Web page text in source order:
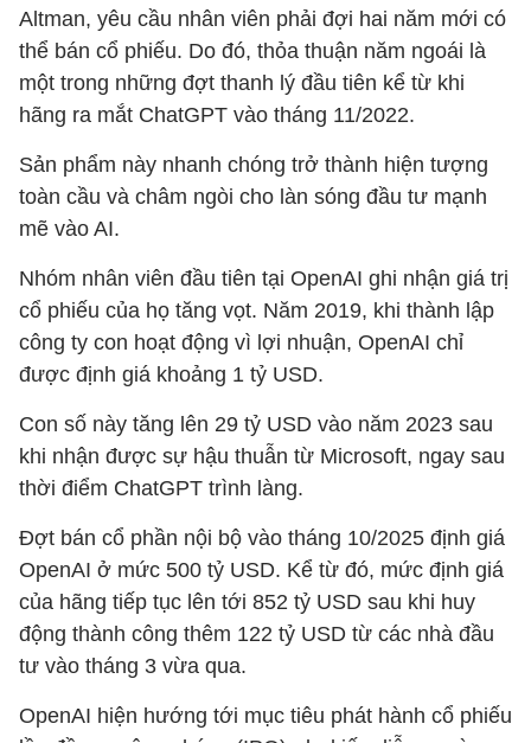
Altman, yêu cầu nhân viên phải đợi hai năm mới có
thể bán cổ phiếu. Do đó, thỏa thuận năm ngoái là
một trong những đợt thanh lý đầu tiên kể từ khi
hãng ra mắt ChatGPT vào tháng 11/2022.
Sản phẩm này nhanh chóng trở thành hiện tượng
toàn cầu và châm ngòi cho làn sóng đầu tư mạnh
mẽ vào AI.
Nhóm nhân viên đầu tiên tại OpenAI ghi nhận giá trị
cổ phiếu của họ tăng vọt. Năm 2019, khi thành lập
công ty con hoạt động vì lợi nhuận, OpenAI chỉ
được định giá khoảng 1 tỷ USD.
Con số này tăng lên 29 tỷ USD vào năm 2023 sau
khi nhận được sự hậu thuẫn từ Microsoft, ngay sau
thời điểm ChatGPT trình làng.
Đợt bán cổ phần nội bộ vào tháng 10/2025 định giá
OpenAI ở mức 500 tỷ USD. Kể từ đó, mức định giá
của hãng tiếp tục lên tới 852 tỷ USD sau khi huy
động thành công thêm 122 tỷ USD từ các nhà đầu
tư vào tháng 3 vừa qua.
OpenAI hiện hướng tới mục tiêu phát hành cổ phiếu